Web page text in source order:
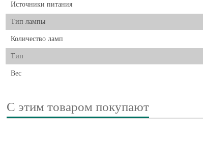
Источники питания
Тип лампы
Количество ламп
Тип
Вес
С этим товаром покупают